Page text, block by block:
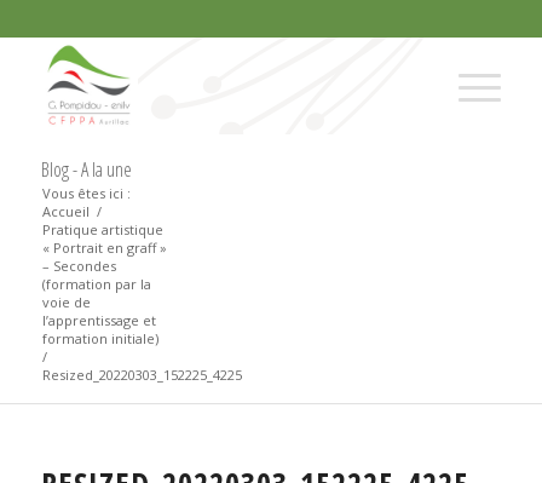
Blog - A la une
Vous êtes ici :
Accueil /
Pratique artistique
« Portrait en graff »
– Secondes
(formation par la
voie de
l’apprentissage et
formation initiale)
/
Resized_20220303_152225_4225